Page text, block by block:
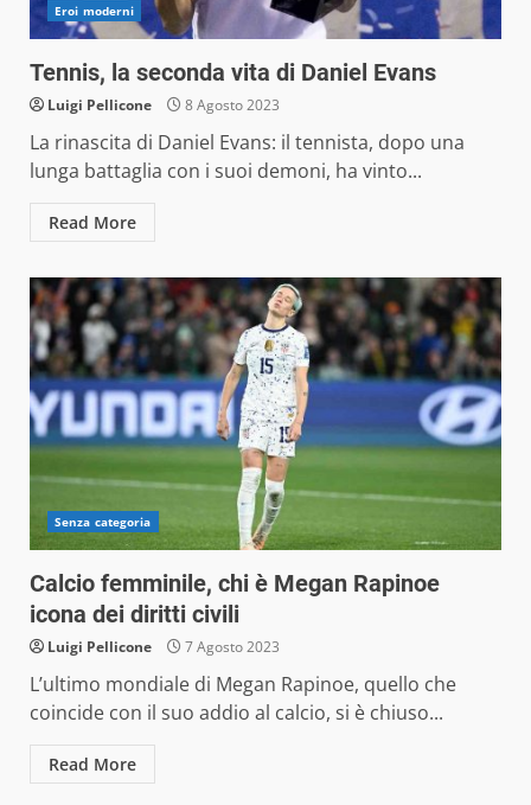
Eroi moderni
Tennis, la seconda vita di Daniel Evans
Luigi Pellicone 8 Agosto 2023
La rinascita di Daniel Evans: il tennista, dopo una
lunga battaglia con i suoi demoni, ha vinto...
Read More
Senza categoria
Calcio femminile, chi è Megan Rapinoe
icona dei diritti civili
Luigi Pellicone 7 Agosto 2023
L’ultimo mondiale di Megan Rapinoe, quello che
coincide con il suo addio al calcio, si è chiuso...
Read More